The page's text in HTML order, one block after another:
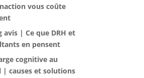
vous coûte
avis | Ce que DRH et
en pensent
cognitive au
| causes et solutions